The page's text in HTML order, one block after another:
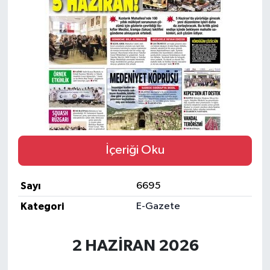
İçeriği Oku
Sayı
6695
Kategori
E-Gazete
2 HAZİRAN 2026
Eğitim
Sağlık
Magazin
Turizm
Sivil Toplum